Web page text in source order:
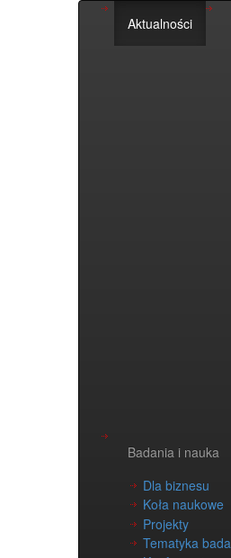
Aktualności
Badania i nauka
Dla biznesu
Koła naukowe
Projekty
Tematyka